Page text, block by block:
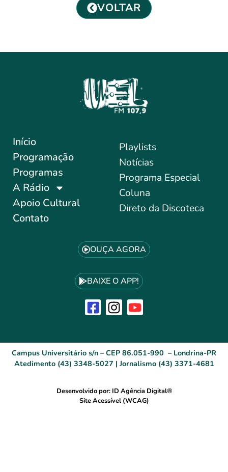
VOLTAR
Início
Programação
Programas
A Rádio
Apoio Cultural
Contato
Playlists
Notícias
Programa Especial
Coluna
Direto da Discoteca
OUÇA AGORA
BAIXE O APP!
Campus Universitário s/n – CEP 86.051-990 – Londrina-PR
Atedimento (43) 3348-5027 | Jornalismo (43) 3371-4681
Desenvolvido por: ID Agência Digital®
Site Acessível (WCAG)